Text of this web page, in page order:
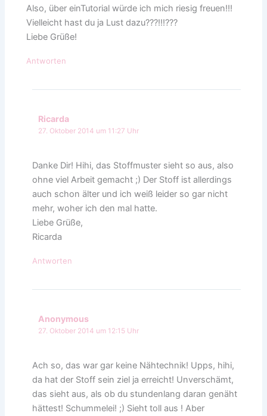
Also, über einTutorial würde ich mich riesig freuen!!!
Vielleicht hast du ja Lust dazu???!!!???
Liebe Grüße!
Antworten
Ricarda
27. Oktober 2014 um 11:27 Uhr
Danke Dir! Hihi, das Stoffmuster sieht so aus, also
ohne viel Arbeit gemacht ;) Der Stoff ist allerdings
auch schon älter und ich weiß leider so gar nicht
mehr, woher ich den mal hatte.
Liebe Grüße,
Ricarda
Antworten
Anonymous
27. Oktober 2014 um 12:15 Uhr
Ach so, das war gar keine Nähtechnik! Upps, hihi,
da hat der Stoff sein ziel ja erreicht! Unverschämt,
das sieht aus, als ob du stundenlang daran genäht
hättest! Schummelei! ;) Sieht toll aus ! Aber